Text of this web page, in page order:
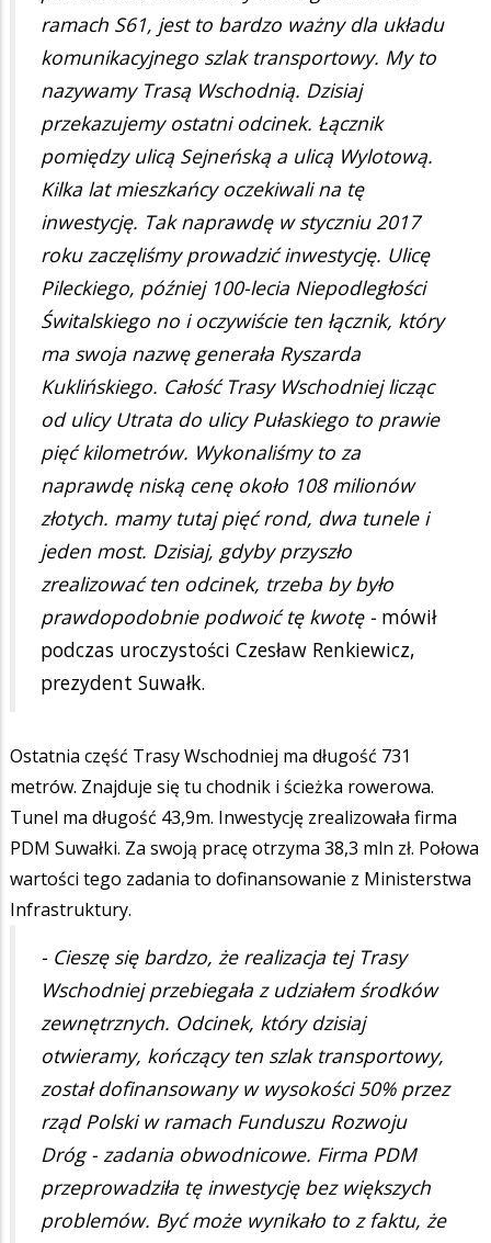
ramach S61, jest to bardzo ważny dla układu
komunikacyjnego szlak transportowy. My to
nazywamy Trasą Wschodnią. Dzisiaj
przekazujemy ostatni odcinek. Łącznik
pomiędzy ulicą Sejneńską a ulicą Wylotową.
Kilka lat mieszkańcy oczekiwali na tę
inwestycję. Tak naprawdę w styczniu 2017
roku zaczęliśmy prowadzić inwestycję. Ulicę
Pileckiego, później 100-lecia Niepodległości
Świtalskiego no i oczywiście ten łącznik, który
ma swoja nazwę generała Ryszarda
Kuklińskiego. Całość Trasy Wschodniej licząc
od ulicy Utrata do ulicy Pułaskiego to prawie
pięć kilometrów. Wykonaliśmy to za
naprawdę niską cenę około 108 milionów
złotych. mamy tutaj pięć rond, dwa tunele i
jeden most. Dzisiaj, gdyby przyszło
zrealizować ten odcinek, trzeba by było
prawdopodobnie podwoić tę kwotę - mówił
podczas uroczystości Czesław Renkiewicz,
prezydent Suwałk.
Ostatnia część Trasy Wschodniej ma długość 731
metrów. Znajduje się tu chodnik i ścieżka rowerowa.
Tunel ma długość 43,9m. Inwestycję zrealizowała firma
PDM Suwałki. Za swoją pracę otrzyma 38,3 mln zł. Połowa
wartości tego zadania to dofinansowanie z Ministerstwa
Infrastruktury.
- Cieszę się bardzo, że realizacja tej Trasy
Wschodniej przebiegała z udziałem środków
zewnętrznych. Odcinek, który dzisiaj
otwieramy, kończący ten szlak transportowy,
został dofinansowany w wysokości 50% przez
rząd Polski w ramach Funduszu Rozwoju
Dróg - zadania obwodnicowe. Firma PDM
przeprowadziła tę inwestycję bez większych
problemów. Być może wynikało to z faktu, że